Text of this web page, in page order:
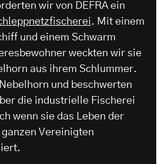
wir von DEFRA ein
. Mit einem
und einem Schwarm
weckten wir sie
aus ihrem Schlummer.
und beschwerten
die industrielle Fischerei
wenn sie das Leben der
Vereinigten